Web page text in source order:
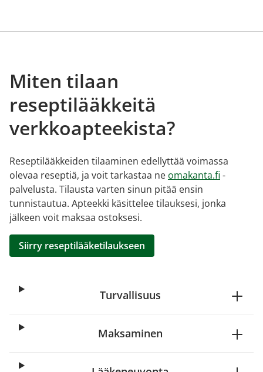
Miten tilaan
reseptilääkkeitä
verkkoapteekista?
Reseptilääkkeiden tilaaminen edellyttää voimassa
olevaa reseptiä, ja voit tarkastaa ne omakanta.fi -
palvelusta. Tilausta varten sinun pitää ensin
tunnistautua. Apteekki käsittelee tilauksesi, jonka
jälkeen voit maksaa ostoksesi.
Siirry reseptilääketilaukseen
Turvallisuus
Maksaminen